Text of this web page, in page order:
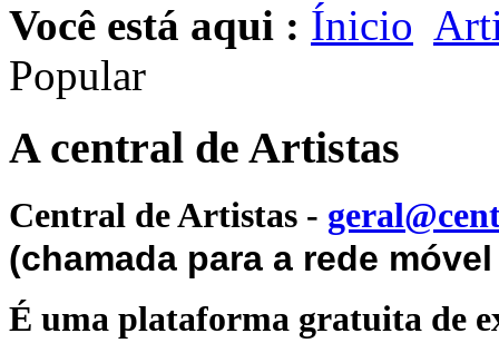
Você está aqui : Ínicio
Popular
A central de Artistas
Central de Artistas -
(chamada para a rede
É uma plataforma gratuita de